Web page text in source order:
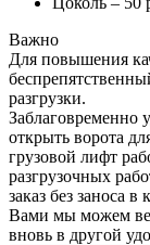
Важно
Для повышения
разгрузки.
Заблаговременно
открыть ворота
грузовой лифт
разгрузочных
заказ без заноса
Вами мы можем
вновь в другой